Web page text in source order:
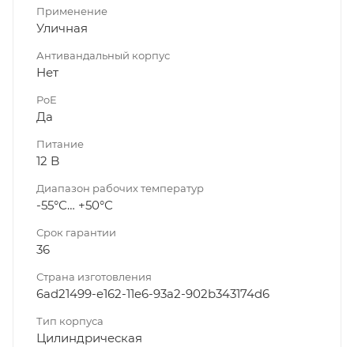
Применение
Уличная
Антивандальный корпус
Нет
PoE
Да
Питание
12 B
Диапазон рабочих температур
-55°С… +50°С
Срок гарантии
36
Страна изготовления
6ad21499-e162-11e6-93a2-902b343174d6
Тип корпуса
Цилиндрическая